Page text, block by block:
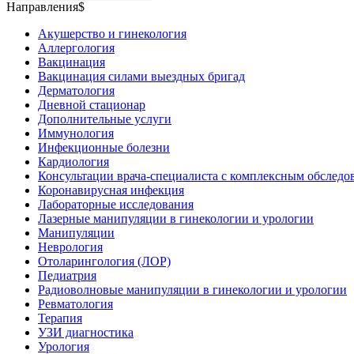
Направления$
Акушерство и гинекология
Аллергология
Вакцинация
Вакцинация силами выездных бригад
Дерматология
Дневной стационар
Дополнительные услуги
Иммунология
Инфекционные болезни
Кардиология
Консультации врача-специалиста с комплексным
Коронавирусная инфекция
Лабораторные исследования
Лазерные манипуляции в гинекологии и урологии
Манипуляции
Неврология
Отоларингология (ЛОР)
Педиатрия
Радиоволновые манипуляции в гинекологии и урологии
Ревматология
Терапия
УЗИ диагностика
Урология